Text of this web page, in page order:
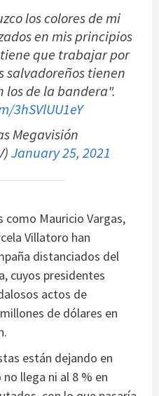
los colores de mi
en mis principios
que trabajar por
salvadoreños tienen
los de la bandera".
3hSVlUU1eY
Megavisión
January 25, 2021
Mauricio Vargas,
Villatoro han
distanciados del
cuyos presidentes
actos de
de dólares en
están dejando en
llega ni al 8 % en